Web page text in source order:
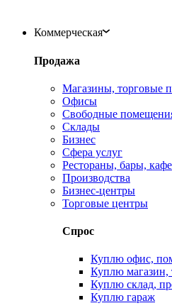
Коммерческая
Продажа
Магазины, торговые
Офисы
Свободные
Склады
Бизнес
Сфера услуг
Рестораны, бары, кафе
Производства
Бизнес-центры
Торговые центры
Спрос
Куплю офис,
Куплю магазин,
Куплю склад,
Куплю гараж